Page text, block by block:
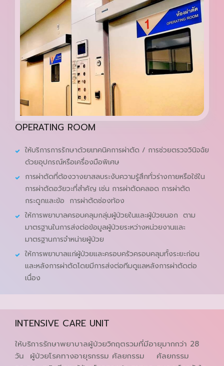
OPERATING ROOM
ให้บริการการรักษาด้วยเทคนิคการผ่าตัด / การช่วยตรวจวินิจฉัย
ด้วยอุปกรณ์หรือเครื่องมือพิเศษ
การผ่าตัดที่ต้องวางยาสลบระงับความรู้สึกทั่วร่างกายหรือใช้ใน
การผ่าตัดอวัยวะที่สำคัญ เช่น การผ่าตัดคลอด การผ่าตัด
กระดูกและข้อ การผ่าตัดช่องท้อง
ให้การพยาบาลครอบคลุมกลุ่มผู้ป่วยในและผู้ป่วยนอก ตาม
มาตรฐานในการส่งต่อข้อมูลผู้ป่วยระหว่างหน่วยงานและ
มาตรฐานการจำหน่ายผู้ป่วย
ให้การพยาบาลแก่ผู้ป่วยและครอบครัวครอบคลุมทั้งระยะก่อน
และหลังการผ่าตัดโดยมีการส่งต่อทีมดูแลหลังการผ่าตัดต่อ
เนื่อง
INTENSIVE CARE UNIT
ให้บริการรักษาพยาบาลผู้ป่วยวิกฤตรวมที่มีอายุมากกว่า 28
วัน ผู้ป่วยโรคทางอายุรกรรม ศัลยกรรม ศัลยกรรม